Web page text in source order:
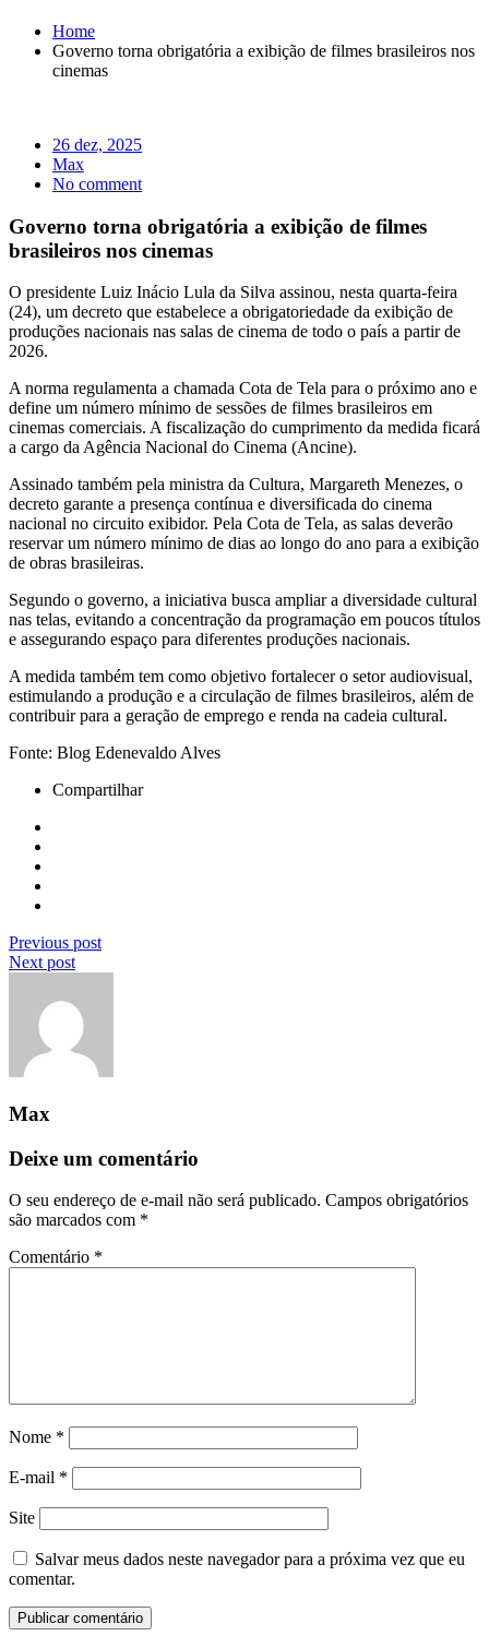
Home
Governo torna obrigatória a exibição de filmes brasileiros nos
cinemas
26 dez, 2025
Max
No comment
Governo torna obrigatória a exibição de filmes
brasileiros nos cinemas
O presidente Luiz Inácio Lula da Silva assinou, nesta quarta-feira
(24), um decreto que estabelece a obrigatoriedade da exibição de
produções nacionais nas salas de cinema de todo o país a partir de
2026.
A norma regulamenta a chamada Cota de Tela para o próximo ano e
define um número mínimo de sessões de filmes brasileiros em
cinemas comerciais. A fiscalização do cumprimento da medida ficará
a cargo da Agência Nacional do Cinema (Ancine).
Assinado também pela ministra da Cultura, Margareth Menezes, o
decreto garante a presença contínua e diversificada do cinema
nacional no circuito exibidor. Pela Cota de Tela, as salas deverão
reservar um número mínimo de dias ao longo do ano para a exibição
de obras brasileiras.
Segundo o governo, a iniciativa busca ampliar a diversidade cultural
nas telas, evitando a concentração da programação em poucos títulos
e assegurando espaço para diferentes produções nacionais.
A medida também tem como objetivo fortalecer o setor audiovisual,
estimulando a produção e a circulação de filmes brasileiros, além de
contribuir para a geração de emprego e renda na cadeia cultural.
Fonte: Blog Edenevaldo Alves
Compartilhar
Previous post
Next post
Max
Deixe um comentário
O seu endereço de e-mail não será publicado. Campos obrigatórios
são marcados com *
Comentário *
Nome *
E-mail *
Site
Salvar meus dados neste navegador para a próxima vez que eu
comentar.